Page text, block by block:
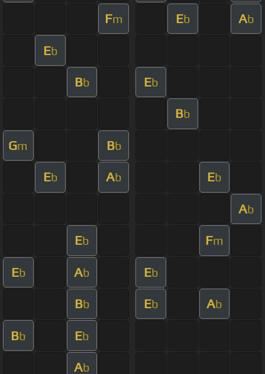
Fm Eb Ab
Eb
Bb Eb
Bb
Gm Bb
Eb Ab Eb
Ab
Eb Fm
Eb Ab Eb
Bb Eb Ab
Bb Eb
Ab